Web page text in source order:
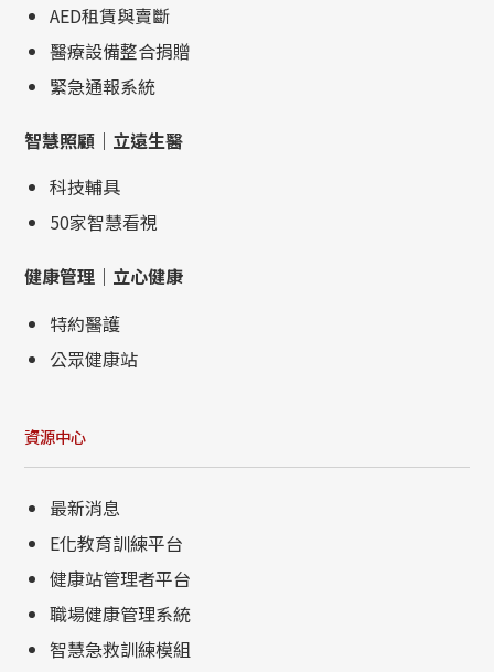
AED租賃與賣斷
醫療設備整合捐贈
緊急通報系統
智慧照顧｜立遠生醫
科技輔具
50家智慧看視
健康管理｜立心健康
特約醫護
公眾健康站
資源中心
最新消息
E化教育訓練平台
健康站管理者平台
職場健康管理系統
智慧急救訓練模組